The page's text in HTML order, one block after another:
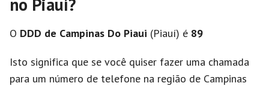
no Piauí?
O DDD de Campinas Do Piaui (Piauí) é 89
Isto significa que se você quiser fazer uma chamada
para um número de telefone na região de Campinas